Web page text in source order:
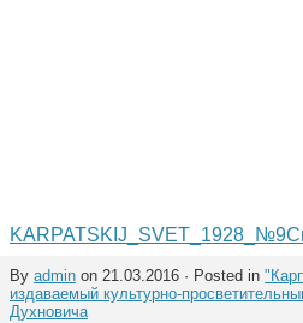
KARPATSKIJ_SVET_1928_№9
By admin on 21.03.2016 · Posted in
издаваемый культурно-
Духновича